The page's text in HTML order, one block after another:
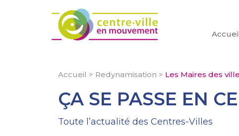
Accueil
Accueil > Redynamisation > Les Maires des
ÇA SE PASSE EN
Toute l’actualité des Centres-Villes